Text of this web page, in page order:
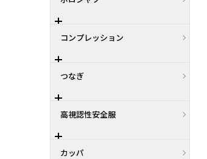
コンプレッション
つなぎ
高視認性安全服
カッパ